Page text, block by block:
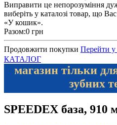
Виправити це непорозуміння
виберіть у каталозі товар, що
«У кошик».
Разом:0 грн
Продовжити покупки Перейти
КАТАЛОГ
магазин тільки
зубних
SPEEDEX база, 910